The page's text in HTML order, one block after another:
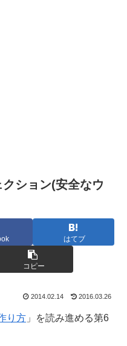
ション(安全なウ
はてブ
コピー
2014.02.14 2016.03.26
り方 」を読み進める第6